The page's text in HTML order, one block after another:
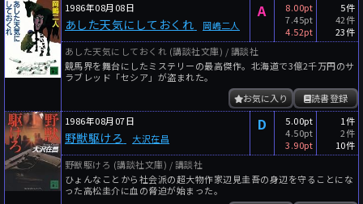
1986年08月08日
あした天気にしておくれ 岡嶋二人
A
8.00pt
7.45pt
4.52pt
5件
42件
23件
あした天気にしておくれ (講談社文庫) / 講談社
競馬界を舞台にしたミステリーの最高傑作。北海道で3億2千万円のサ
ラブレッド「セシア」が盗まれた。
読書登録
お気に入り
1986年08月07日
野獣駆けろ 大沢在昌
D
5.00pt
4.50pt
3.90pt
1件
2件
10件
野獣駆けろ (講談社文庫) / 講談社
ひょんなことから社会派の超大物作家辺見圭吾の身辺を守ることにな
った高松圭介に血の脅迫が始まった。